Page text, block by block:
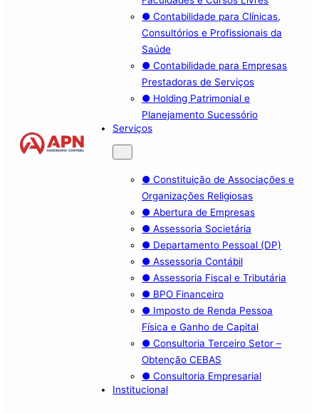
● Contabilidade para Clínicas,
Consultórios e Profissionais da
Saúde
● Contabilidade para Empresas
Prestadoras de Serviços
● Holding Patrimonial e
Planejamento Sucessório
Serviços
● Constituição de Associações e
Organizações Religiosas
● Abertura de Empresas
● Assessoria Societária
● Departamento Pessoal (DP)
● Assessoria Contábil
● Assessoria Fiscal e Tributária
● BPO Financeiro
● Imposto de Renda Pessoa
Física e Ganho de Capital
● Consultoria Terceiro Setor –
Obtenção CEBAS
● Consultoria Empresarial
Institucional